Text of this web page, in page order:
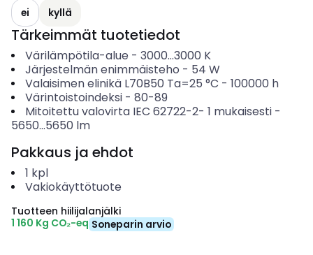
ei kyllä
Tärkeimmät tuotetiedot
Värilämpötila-alue - 3000...3000 K
Järjestelmän enimmäisteho - 54 W
Valaisimen elinikä L70B50 Ta=25 °C - 100000 h
Värintoistoindeksi- 80-89
Mitoitettu valovirta IEC 62722-2- 1 mukaisesti-
5650...5650 lm
Pakkaus ja ehdot
1 kpl
Vakiokäyttötuote
Tuotteen hiilijalanjälki
1 160 Kg CO₂-eq Soneparin arvio